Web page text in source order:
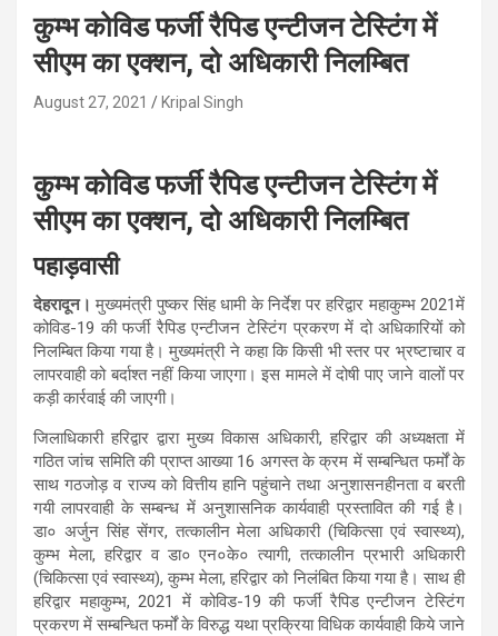
कुम्भ कोविड फर्जी रैपिड एन्टीजन टेस्टिंग में
सीएम का एक्शन, दो अधिकारी निलम्बित
August 27, 2021 Kripal Singh
कुम्भ कोविड फर्जी रैपिड एन्टीजन टेस्टिंग में
सीएम का एक्शन, दो अधिकारी निलम्बित
पहाड़वासी
देहरादून। मुख्यमंत्री पुष्कर सिंह धामी के निर्देश पर हरिद्वार महाकुम्भ 2021में
कोविड-19 की फर्जी रैपिड एन्टीजन टेस्टिंग प्रकरण में दो अधिकारियों को
निलम्बित किया गया है। मुख्यमंत्री ने कहा कि किसी भी स्तर पर भ्रष्टाचार व
लापरवाही को बर्दाश्त नहीं किया जाएगा। इस मामले में दोषी पाए जाने वालों पर
कड़ी कार्रवाई की जाएगी।
जिलाधिकारी हरिद्वार द्वारा मुख्य विकास अधिकारी, हरिद्वार की अध्यक्षता में
गठित जांच समिति की प्राप्त आख्या 16 अगस्त के क्रम में सम्बन्धित फर्मों के
साथ गठजोड़ व राज्य को वित्तीय हानि पहुंचाने तथा अनुशासनहीनता व बरती
गयी लापरवाही के सम्बन्ध में अनुशासनिक कार्यवाही प्रस्तावित की गई है।
डा० अर्जुन सिंह सेंगर, तत्कालीन मेला अधिकारी (चिकित्सा एवं स्वास्थ्य),
कुम्भ मेला, हरिद्वार व डा० एन०के० त्यागी, तत्कालीन प्रभारी अधिकारी
(चिकित्सा एवं स्वास्थ्य), कुम्भ मेला, हरिद्वार को निलंबित किया गया है। साथ ही
हरिद्वार महाकुम्भ, 2021 में कोविड-19 की फर्जी रैपिड एन्टीजन टेस्टिंग
प्रकरण में सम्बन्धित फर्मों के विरुद्ध यथा प्रक्रिया विधिक कार्यवाही किये जाने